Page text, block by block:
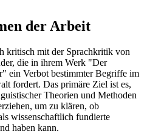
der Arbeit
kritisch mit der Sprachkritik von
die in ihrem Werk "Der
ein Verbot bestimmter Begriffe im
fordert. Das primäre Ziel ist es,
Theorien und Methoden
um zu klären, ob
wissenschaftlich fundierte
haben kann.